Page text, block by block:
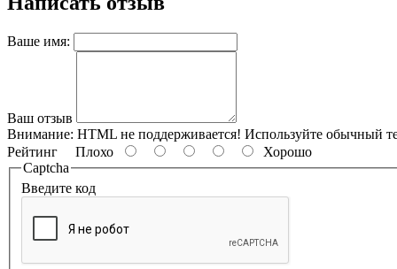
Ваше имя:
Ваш отзыв
Внимание: HTML не поддерживается! Используйте обычный
Рейтинг Плохо
Хорошо
Captcha
Введите код